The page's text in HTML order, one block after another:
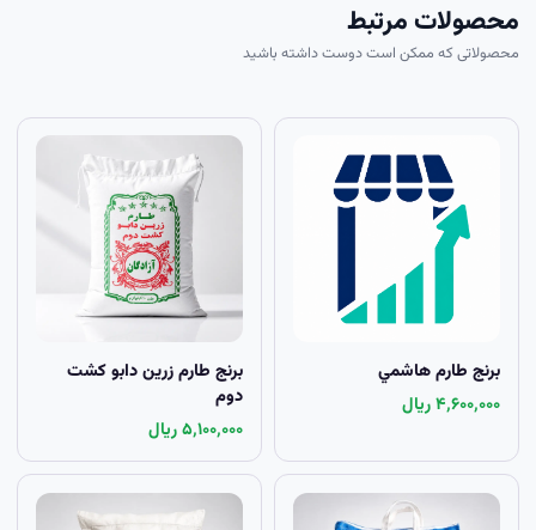
محصولات مرتبط
محصولاتی که ممکن است دوست داشته باشید
برنج طارم هاشمي
۴٬۶۰۰٬۰۰۰ ریال
برنج طارم زرين دابو کشت
دوم
۵٬۱۰۰٬۰۰۰ ریال